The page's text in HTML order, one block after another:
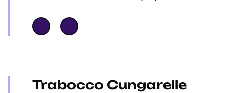
Trabocco Cungarelle